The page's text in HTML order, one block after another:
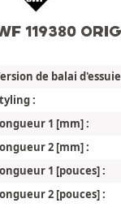
119380
de balai
:
1 [mm] :
2 [mm] :
1 [pouces] :
2 [pouces] :